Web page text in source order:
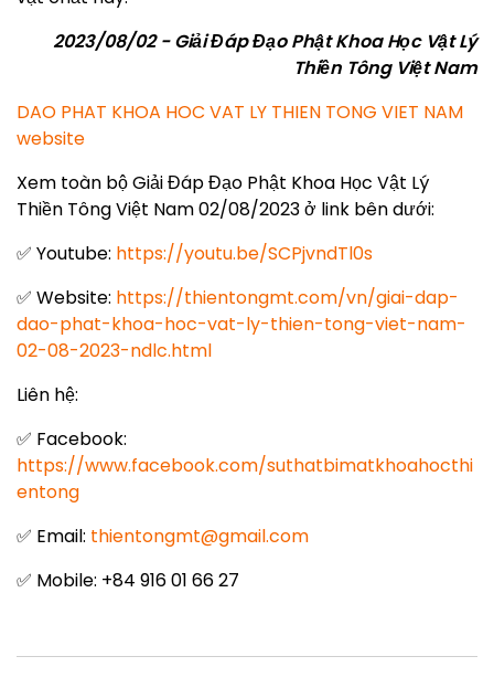
2023/08/02 - Giải Đáp Đạo Phật Khoa Học Vật Lý
Thiền Tông Việt Nam
DAO PHAT KHOA HOC VAT LY THIEN TONG VIET NAM
website
Xem toàn bộ Giải Đáp Đạo Phật Khoa Học Vật Lý
Thiền Tông Việt Nam 02/08/2023 ở link bên dưới:
✅ Youtube: https://youtu.be/SCPjvndTl0s
✅ Website: https://thientongmt.com/vn/giai-dap-
dao-phat-khoa-hoc-vat-ly-thien-tong-viet-nam-
02-08-2023-ndlc.html
Liên hệ:
✅ Facebook:
https://www.facebook.com/suthatbimatkhoahocthi
entong
✅ Email: thientongmt@gmail.com
✅ Mobile: +84 916 01 66 27